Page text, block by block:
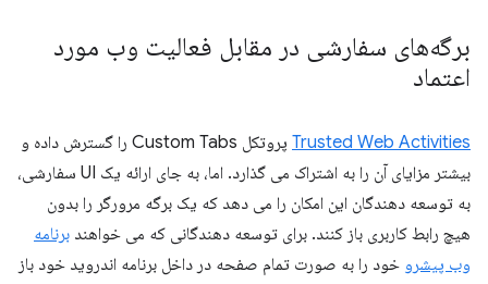
برگه‌های سفارشی در مقابل فعالیت وب مورد
اعتماد
Trusted Web Activities
پروتکل Custom Tabs را گسترش داده و
بیشتر مزایای آن را به اشتراک می گذارد. اما، به جای ارائه یک UI سفارشی،
به توسعه دهندگان این امکان را می دهد که یک برگه مرورگر را بدون
هیچ رابط کاربری باز کنند. برای توسعه دهندگانی که می خواهند برنامه
وب پیشرو خود را به صورت تمام صفحه در داخل برنامه اندروید خود باز